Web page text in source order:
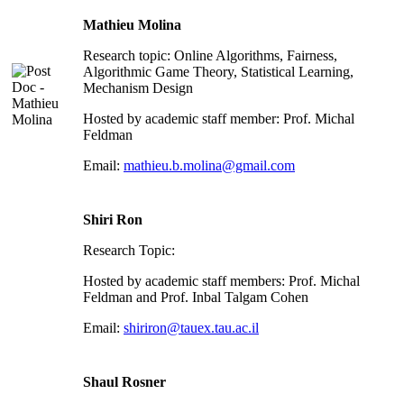
Mathieu Molina
Research topic: Online Algorithms, Fairness,
Algorithmic Game Theory, Statistical Learning,
Mechanism Design
Hosted by academic staff member: Prof. Michal
Feldman
Email: mathieu.b.molina@gmail.com
Shiri Ron
Research Topic:
Hosted by academic staff members: Prof. Michal
Feldman and Prof. Inbal Talgam Cohen
Email: shiriron@tauex.tau.ac.il
Shaul Rosner